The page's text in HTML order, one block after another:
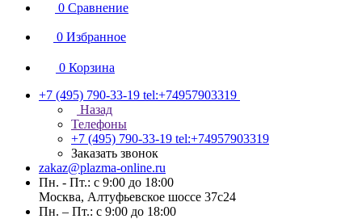
0 Сравнение
0 Избранное
0 Корзина
+7 (495) 790-33-19 tel:+74957903319
Назад
Телефоны
+7 (495) 790-33-19 tel:+74957903319
Заказать звонок
zakaz@plazma-online.ru
Пн. - Пт.: с 9:00 до 18:00
Москва, Алтуфьевское шоссе 37с24
Пн. – Пт.: с 9:00 до 18:00